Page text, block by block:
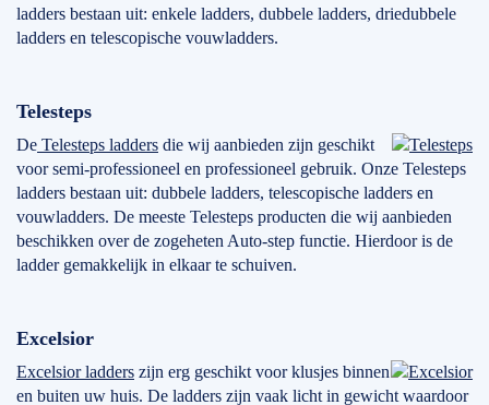
ladders bestaan uit: enkele ladders, dubbele ladders, driedubbele
ladders en telescopische vouwladders.
Telesteps
De Telesteps ladders die wij aanbieden zijn geschikt
voor semi-professioneel en professioneel gebruik. Onze Telesteps
ladders bestaan uit: dubbele ladders, telescopische ladders en
vouwladders. De meeste Telesteps producten die wij aanbieden
beschikken over de zogeheten Auto-step functie. Hierdoor is de
ladder gemakkelijk in elkaar te schuiven.
Excelsior
Excelsior ladders zijn erg geschikt voor klusjes binnen
en buiten uw huis. De ladders zijn vaak licht in gewicht waardoor